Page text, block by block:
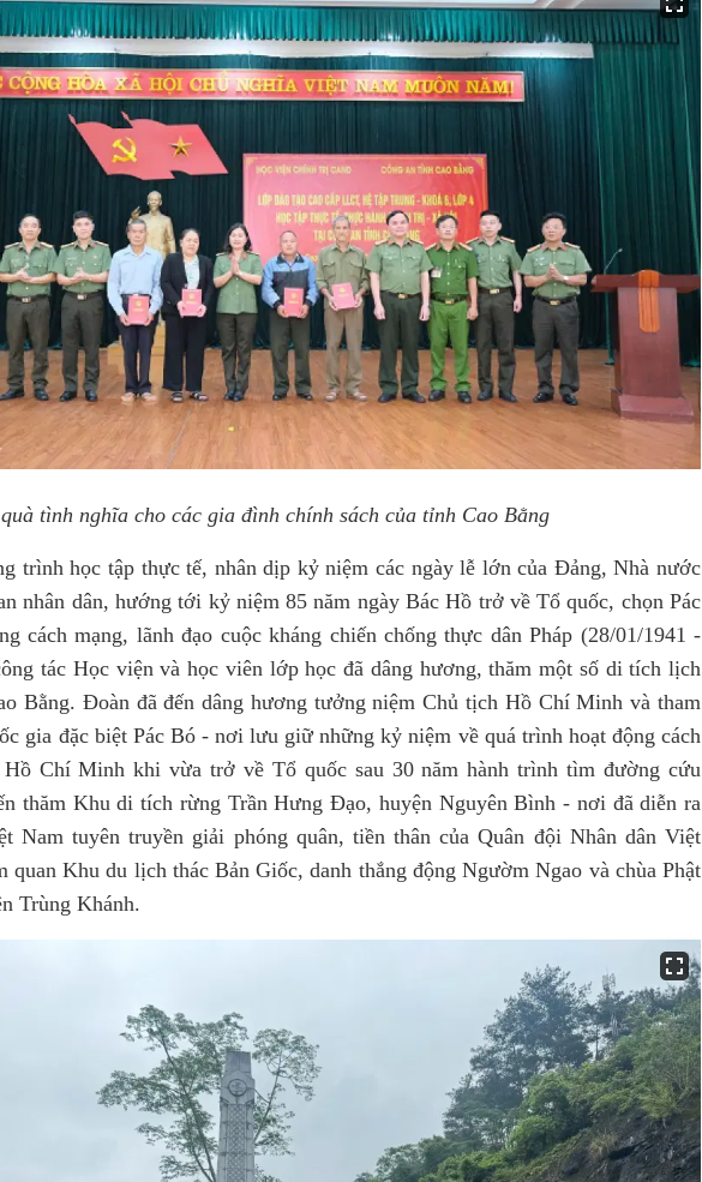
tình nghĩa cho các gia đình chính sách của tỉnh Cao Bằng
học tập thực tế, nhân dịp kỷ niệm các ngày lễ lớn của Đảng, Nhà nước
nhân dân, hướng tới kỷniệm 85 năm ngày Bác Hồ trở về Tổ quốc, chọn Pác
cách mạng, lãnh đạo cuộc kháng chiến chống thực dân Pháp (28/01/1941 -
tác Học viện và học viên lớp học đã dâng hương, thăm một số di tích lịch
Bằng. Đoàn đã đến dâng hương tưởng niệm Chủ tịch Hồ Chí Minh và tham
gia đặc biệt Pác Bó - nơi lưu giữ những kỷ niệm về quá trình hoạt động cách
Hồ Chí Minh khi vừa trở về Tổ quốc sau 30 năm hành trình tìm đường cứu
thăm Khu di tích rừng Trần Hưng Đạo, huyện Nguyên Bình - nơi đã diễn ra
Nam tuyên truyền giải phóng quân, tiền thân của Quân đội Nhân dân Việt
quan Khu du lịch thác Bản Giốc, danh thắng động Ngườm Ngao và chùa Phật
Trùng Khánh.